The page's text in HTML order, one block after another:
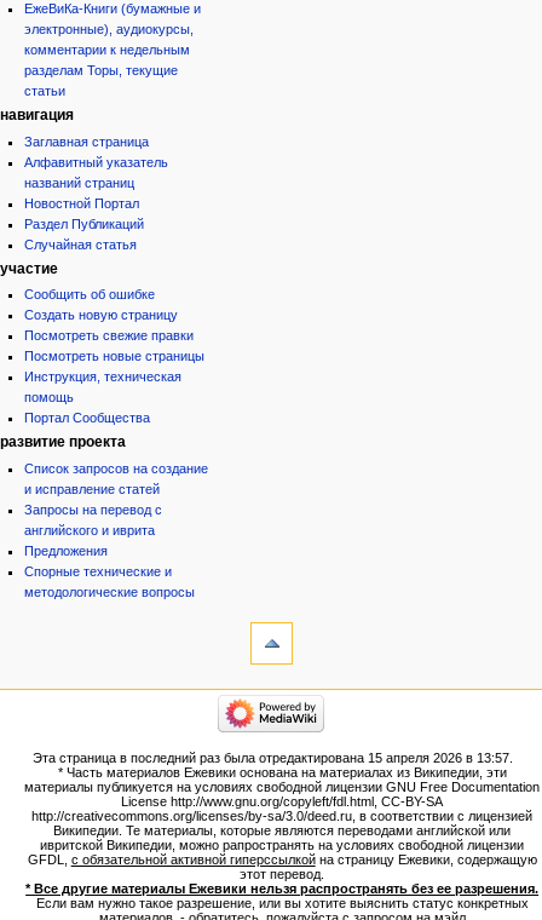
ЕжеВиКа-Книги (бумажные и
электронные), аудиокурсы,
комментарии к недельным
разделам Торы, текущие
статьи
навигация
Заглавная страница
Алфавитный указатель
названий страниц
Новостной Портал
Раздел Публикаций
Случайная статья
участие
Сообщить об ошибке
Создать новую страницу
Посмотреть свежие правки
Посмотреть новые страницы
Инструкция, техническая
помощь
Портал Сообщества
развитие проекта
Список запросов на создание
и исправление статей
Запросы на перевод с
английского и иврита
Предложения
Спорные технические и
методологические вопросы
Версия
для
Постоянная
ссылка
Сведения
о странице
категории
Народ
Проекты
Проекты/Участники/
дополнения
Публикации:Авторы
Публикации:Статьи по типу
Темы
ежевиковый куст
Эта страница в последний раз была отредактирована 15 апреля 2026 в 13:57.
* Часть материалов Ежевики основана на материалах из Википедии, эти
материалы публикуется на условиях свободной лицензии GNU Free Documentation
License http://www.gnu.org/copyleft/fdl.html, CC-BY-SA
http://creativecommons.org/licenses/by-sa/3.0/deed.ru, в соответствии с лицензией
Википедии. Те материалы, которые являются переводами английской или
ивритской Википедии, можно рапространять на условиях свободной лицензии
GFDL, с обязательной активной гиперссылкойна страницу Ежевики, содержащую
этот перевод.
* Все другие материалы Ежевики нельзя распространять без ее разрешения.
Если вам нужно такое разрешение, или вы хотите выяснить статус конкретных